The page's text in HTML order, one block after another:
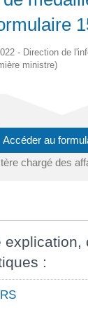
- Direction de
ministre)
Accéder au
chargé des
explication,
: